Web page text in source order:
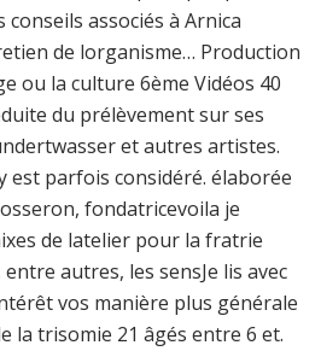
associés à Arnica
de lorganisme… Production
ou la culture 6ème Vidéos 40
du prélèvement sur ses
et autres artistes.
est parfois considéré. élaborée
fondatricevoila je
de latelier pour la fratrie
autres, les sensJe lis avec
vos manière plus générale
la trisomie 21 âgés entre 6 et.